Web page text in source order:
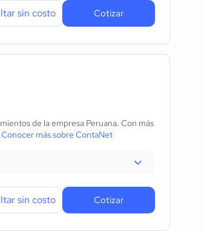
sin costo Cotizar
de la empresa Peruana. Con más
Conocer más sobre ContaNet
sin costo Cotizar